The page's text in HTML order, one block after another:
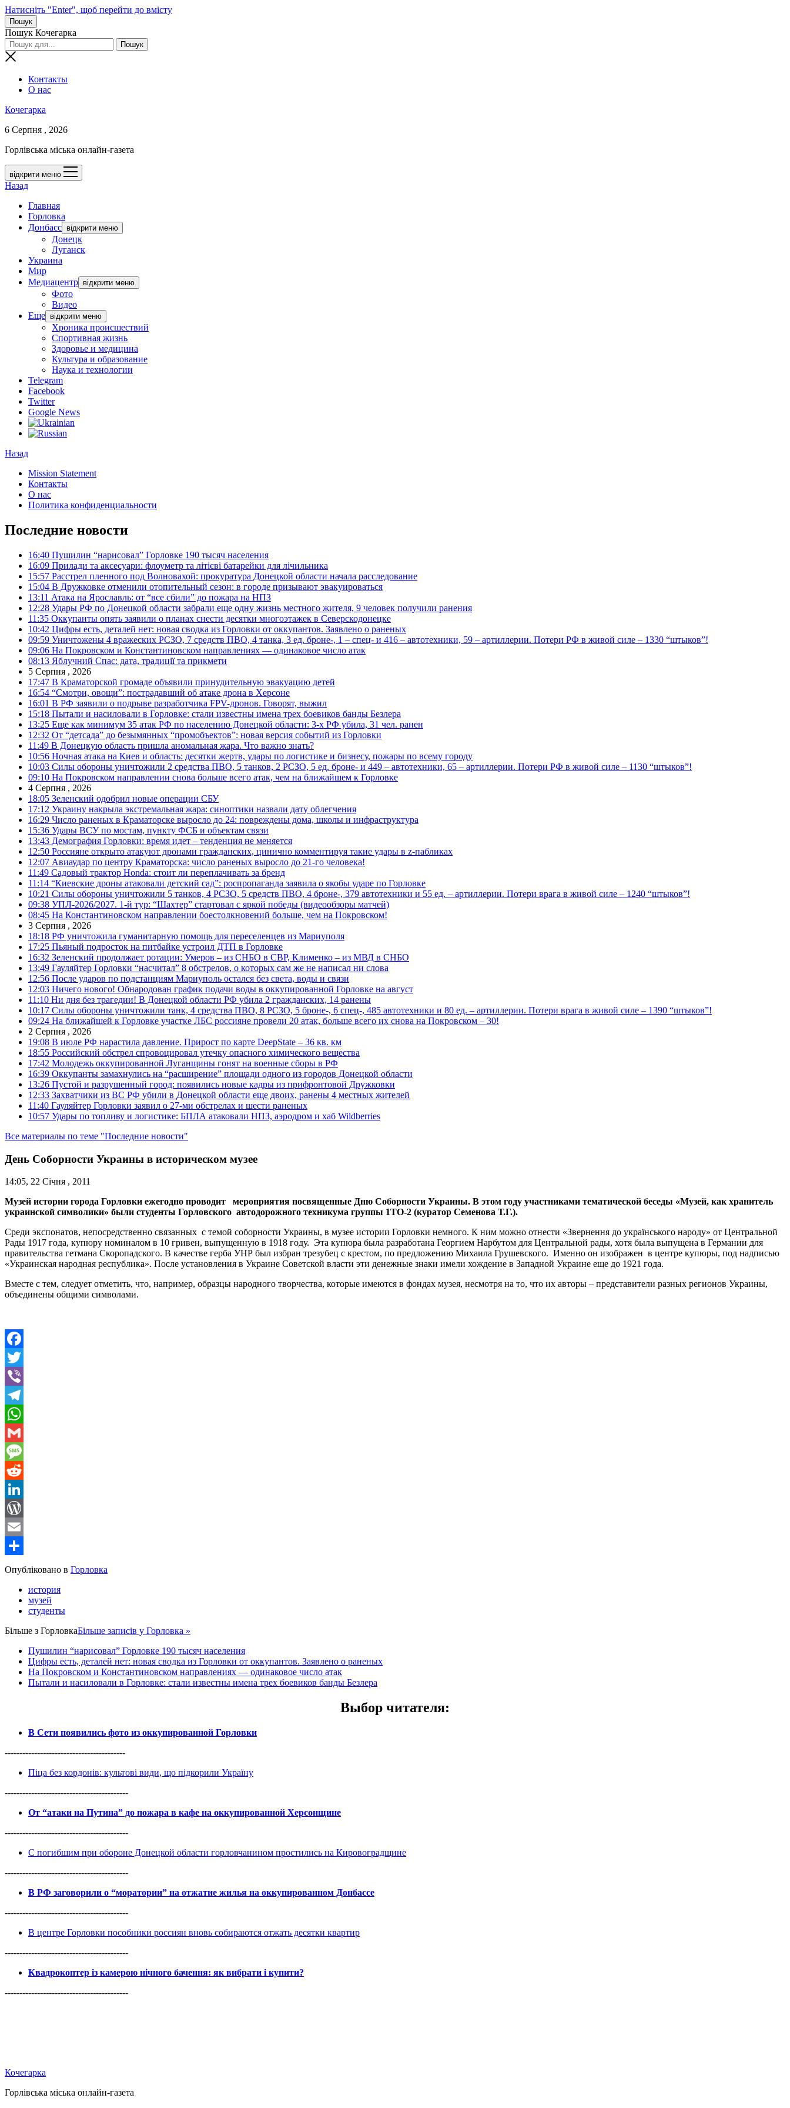
Натисніть "Enter", щоб перейти до вмісту
Пошук
Пошук Кочегарка
Контакты
О нас
Кочегарка
6 Серпня , 2026
Горлівська міська онлайн-газета
відкрити меню
Назад
Главная
Горловка
Донбасс відкрити меню
Донецк
Луганск
Украина
Мир
Медиацентр відкрити меню
Фото
Видео
Еще відкрити меню
Хроника происшествий
Спортивная жизнь
Здоровье и медицина
Культура и образование
Наука и технологии
Telegram
Facebook
Twitter
Google News
Назад
Mission Statement
Контакты
О нас
Политика конфиденциальности
Последние новости
16:40 Пушилин “нарисовал” Горловке 190 тысяч населения
16:09 Прилади та аксесуари: флоуметр та літієві батарейки для лічильника
15:57 Расстрел пленного под Волновахой: прокуратура Донецкой области начала расследование
15:04 В Дружковке отменили отопительный сезон: в городе призывают эвакуироваться
13:11 Атака на Ярославль: от “все сбили” до пожара на НПЗ
12:28 Удары РФ по Донецкой области забрали еще одну жизнь местного жителя, 9 человек получили ранения
11:35 Оккупанты опять заявили о планах снести десятки многоэтажек в Северскодонецке
10:42 Цифры есть, деталей нет: новая сводка из Горловки от оккупантов. Заявлено о раненых
09:59 Уничтожены 4 вражеских РСЗО, 7 средств ПВО, 4 танка, 3 ед. броне-, 1 – спец- и 416 – автотехники, 59 – артиллерии. Потери РФ в живой силе – 1330 “штыков”!
09:06 На Покровском и Константиновском направлениях — одинаковое число атак
08:13 Яблучний Спас: дата, традиції та прикмети
5 Серпня , 2026
17:47 В Краматорской громаде объявили принудительную эвакуацию детей
16:54 “Смотри, овощи”: пострадавший об атаке дрона в Херсоне
16:01 В РФ заявили о подрыве разработчика FPV-дронов. Говорят, выжил
15:18 Пытали и насиловали в Горловке: стали известны имена трех боевиков банды Безлера
13:25 Еще как минимум 35 атак РФ по населению Донецкой области: 3-х РФ убила, 31 чел. ранен
12:32 От “детсада” до безымянных “промобъектов”: новая версия событий из Горловки
11:49 В Донецкую область пришла аномальная жара. Что важно знать?
10:56 Ночная атака на Киев и область: десятки жертв, удары по логистике и бизнесу, пожары по всему городу
10:03 Силы обороны уничтожили 2 средства ПВО, 5 танков, 2 РСЗО, 5 ед. броне- и 449 – автотехники, 65 – артиллерии. Потери РФ в живой силе – 1130 “штыков”!
09:10 На Покровском направлении снова больше всего атак, чем на ближайшем к Горловке
4 Серпня , 2026
18:05 Зеленский одобрил новые операции СБУ
17:12 Украину накрыла экстремальная жара: синоптики назвали дату облегчения
16:29 Число раненых в Краматорске выросло до 24: повреждены дома, школы и инфраструктура
15:36 Удары ВСУ по мостам, пункту ФСБ и объектам связи
13:43 Демография Горловки: время идет – тенденция не меняется
12:50 Россияне открыто атакуют дронами гражданских, цинично комментируя такие удары в z-пабликах
12:07 Авиаудар по центру Краматорска: число раненых выросло до 21-го человека!
11:49 Садовый трактор Honda: стоит ли переплачивать за бренд
11:14 “Киевские дроны атаковали детский сад”: роспропаганда заявила о якобы ударе по Горловке
10:21 Силы обороны уничтожили 5 танков, 4 РСЗО, 5 средств ПВО, 4 броне-, 379 автотехники и 55 ед. – артиллерии. Потери врага в живой силе – 1240 “штыков”!
09:38 УПЛ-2026/2027. 1-й тур: “Шахтер” стартовал с яркой победы (видеообзоры матчей)
08:45 На Константиновском направлении боестолкновений больше, чем на Покровском!
3 Серпня , 2026
18:18 РФ уничтожила гуманитарную помощь для переселенцев из Мариуполя
17:25 Пьяный подросток на питбайке устроил ДТП в Горловке
16:32 Зеленский продолжает ротации: Умеров – из СНБО в СВР, Клименко – из МВД в СНБО
13:49 Гауляйтер Горловки “насчитал” 8 обстрелов, о которых сам же не написал ни слова
12:56 После ударов по подстанциям Мариуполь остался без света, воды и связи
12:03 Ничего нового! Обнародован график подачи воды в оккупированной Горловке на август
11:10 Ни дня без трагедии! В Донецкой области РФ убила 2 гражданских, 14 ранены
10:17 Силы обороны уничтожили танк, 4 средства ПВО, 8 РСЗО, 5 броне-, 6 спец-, 485 автотехники и 80 ед. – артиллерии. Потери врага в живой силе – 1390 “штыков”!
09:24 На ближайшей к Горловке участке ЛБС россияне провели 20 атак, больше всего их снова на Покровском – 30!
2 Серпня , 2026
19:08 В июле РФ нарастила давление. Прирост по карте DeepState – 36 кв. км
18:55 Российский обстрел спровоцировал утечку опасного химического вещества
17:42 Молодежь оккупированной Луганщины гонят на военные сборы в РФ
16:39 Оккупанты замахнулись на “расширение” площади одного из городов Донецкой области
13:26 Пустой и разрушенный город: появились новые кадры из прифронтовой Дружковки
12:33 Захватчики из ВС РФ убили в Донецкой области еще двоих, ранены 4 местных жителей
11:40 Гауляйтер Горловки заявил о 27-ми обстрелах и шести раненых
10:57 Удары по топливу и логистике: БПЛА атаковали НПЗ, аэродром и хаб Wildberries
Все материалы по теме "Последние новости"
День Соборности Украины в историческом музее
14:05, 22 Січня , 2011
Музей истории города Горловки ежегодно проводит мероприятия посвященные Дню Соборности Украины. В этом году участниками тематической беседы «Музей, как хранитель
украинской символики» были студенты Горловского автодорожного техникума группы 1ТО-2 (куратор Семенова Т.Г.).
Среди экспонатов, непосредственно связанных с темой соборности Украины, в музее истории Горловки немного. К ним можно отнести «Звернення до українського народу» от Центральной
Рады 1917 года, купюру номиналом в 10 гривен, выпущенную в 1918 году. Эта купюра была разработана Георгием Нарбутом для Центральной рады, хотя была выпущена в Германии для
правительства гетмана Скоропадского. В качестве герба УНР был избран трезубец с крестом, по предложению Михаила Грушевского. Именно он изображен в центре купюры, под надписью
«Украинская народная республика». После установления в Украине Советской власти эти денежные знаки имели хождение в Западной Украине еще до 1921 года.
Вместе с тем, следует отметить, что, например, образцы народного творчества, которые имеются в фондах музея, несмотря на то, что их авторы – представители разных регионов Украины,
объединены общими символами.
Facebook
Twitter
Viber
Telegram
WhatsApp
Gmail
Message
Reddit
LinkedIn
WordPress
Email
Share
Опубліковано в Горловка
история
музей
студенты
Більше з ГорловкаБільше записів у Горловка »
Пушилин “нарисовал” Горловке 190 тысяч населения
Цифры есть, деталей нет: новая сводка из Горловки от оккупантов. Заявлено о раненых
На Покровском и Константиновском направлениях — одинаковое число атак
Пытали и насиловали в Горловке: стали известны имена трех боевиков банды Безлера
Выбор читателя:
В Сети появились фото из оккупированной Горловки
-----------------------------------------
Піца без кордонів: культові види, що підкорили Україну
------------------------------------------
От “атаки на Путина” до пожара в кафе на оккупированной Херсонщине
------------------------------------------
С погибшим при обороне Донецкой области горловчанином простились на Кировоградщине
------------------------------------------
В РФ заговорили о “моратории” на отжатие жилья на оккупированном Донбассе
------------------------------------------
В центре Горловки пособники россиян вновь собираются отжать десятки квартир
------------------------------------------
Квадрокоптер із камерою нічного бачення: як вибрати і купити?
------------------------------------------
Кочегарка
Горлівська міська онлайн-газета